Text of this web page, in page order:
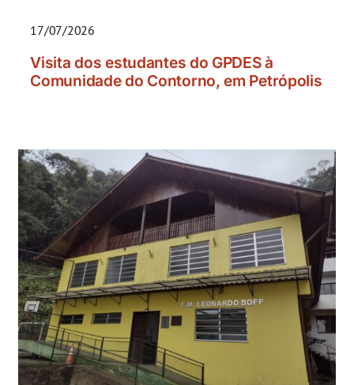
17/07/2026
Visita dos estudantes do GPDES à
Comunidade do Contorno, em Petrópolis